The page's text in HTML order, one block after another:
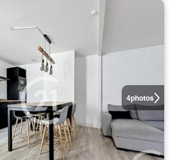
4photos